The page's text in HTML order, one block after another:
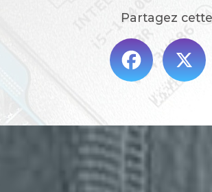
Partagez
Facebook